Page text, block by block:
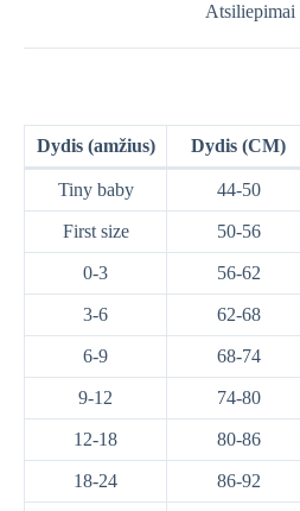
Atsiliepimai
Dydis (amžius) Dydis (CM)
Tiny baby 44-50
First size 50-56
0-3 56-62
3-6 62-68
6-9 68-74
9-12 74-80
12-18 80-86
18-24 86-92